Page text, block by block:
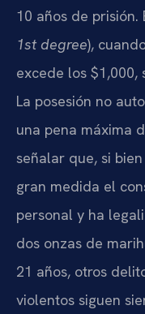
10 años de
1st degree),
excede los $1,000,
La posesión no
una pena máxima
señalar que, si
gran medida el
personal y ha
dos onzas de
21 años, otros
violentos siguen